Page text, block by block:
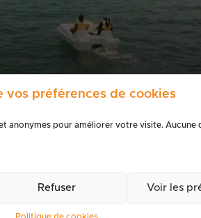
vos préférences de cookies
anonymes pour améliorer votre visite. Aucune
Refuser Voir les
presse